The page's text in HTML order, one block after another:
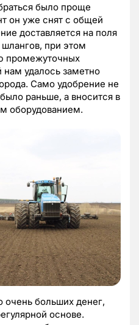
было проще
он уже снят с общей
доставляется на поля
при этом
промежуточных
удалось заметно
Само удобрение не
раньше, а вносится в
оборудованием.
очень больших денег,
основе.